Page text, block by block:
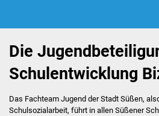
Die
Schulentwicklung
Das Fachteam Jugend der Stadt Süßen,
Schulsozialarbeit, führt in allen Süßener